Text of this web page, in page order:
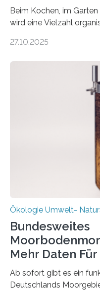
Beim Kochen, im
wird eine Vielzahl
Potenzial nur dann
Veränderung der
Deutschen
Stadtreinigung Leipzig
2025 offiziell
ist ab sofort im
27.10.2025
Ökologie Umwelt-
Bundesweites
Mehr Daten
Ab sofort gibt es ein
Deutschlands